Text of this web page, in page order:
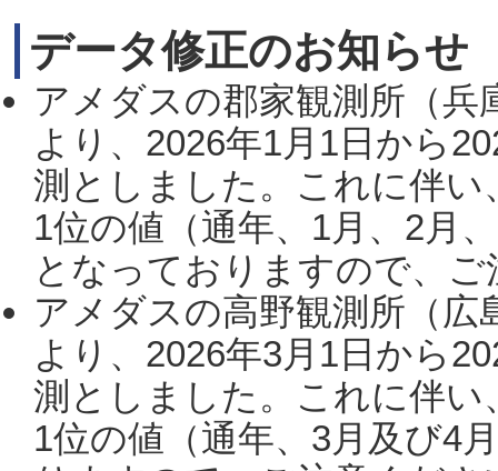
データ修正のお知らせ
アメダスの郡家観測所（
より、2026年1月1日から
測としました。これに伴い
1位の値（通年、1月、2月
となっておりますので、
アメダスの高野観測所（
より、2026年3月1日から
測としました。これに伴い
1位の値（通年、3月及び4